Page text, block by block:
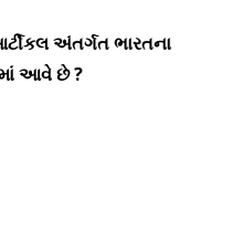
અંતર્ગત ભારતના
આવે છે ?